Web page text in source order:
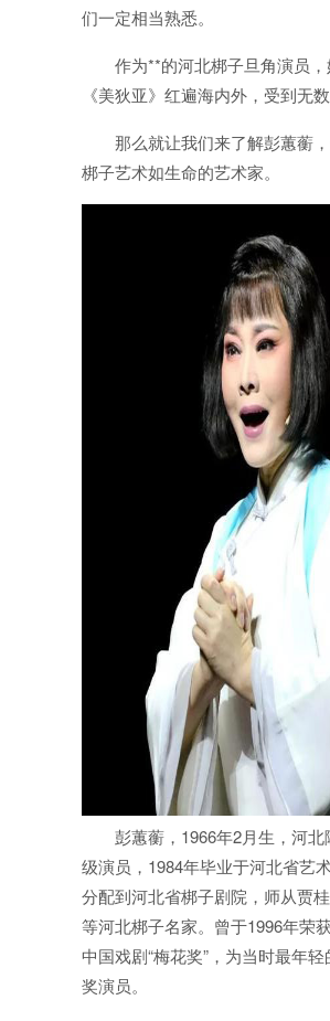
们一定相当熟悉。
作为**的河北梆子旦角演员
《美狄亚》红遍海内外，受到无数
那么就让我们来了解彭蕙蘅
梆子艺术如生命的艺术家。
彭蕙蘅，1966年2月生，河北
级演员，1984年毕业于河北省艺
分配到河北省梆子剧院，师从贾
等河北梆子名家。曾于1996年荣
中国戏剧“梅花奖”，为当时最年
奖演员。